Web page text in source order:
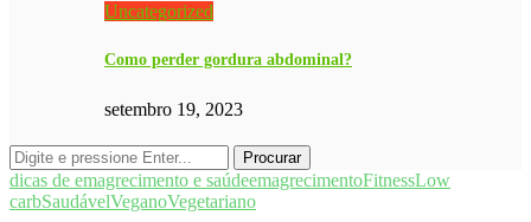
Uncategorized
Como perder gordura abdominal?
setembro 19, 2023
dicas de emagrecimento e saúdeemagrecimentoFitnessLow
carbSaudávelVeganoVegetariano